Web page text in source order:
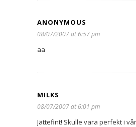
ANONYMOUS
08/07/2007 at 6:57 pm
aa
MILKS
08/07/2007 at 6:01 pm
Jättefint! Skulle vara perfekt i